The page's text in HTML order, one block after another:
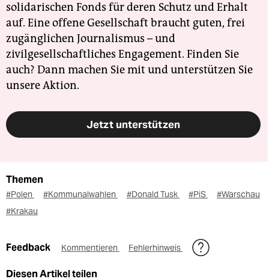
solidarischen Fonds für deren Schutz und Erhalt
auf. Eine offene Gesellschaft braucht guten, frei
zugänglichen Journalismus – und
zivilgesellschaftliches Engagement. Finden Sie
auch? Dann machen Sie mit und unterstützen Sie
unsere Aktion.
Jetzt unterstützen
Themen
#Polen #Kommunalwahlen #Donald Tusk #PiS
#Warschau
#Krakau
Feedback Kommentieren Fehlerhinweis
Diesen Artikel teilen